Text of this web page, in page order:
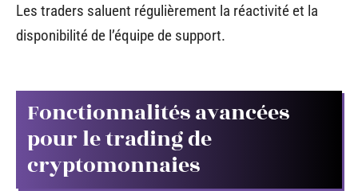
Les traders saluent régulièrement la réactivité et la
disponibilité de l’équipe de support.
Fonctionnalités avancées
pour le trading de
cryptomonnaies